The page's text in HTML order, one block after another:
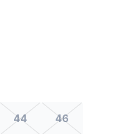
44 46